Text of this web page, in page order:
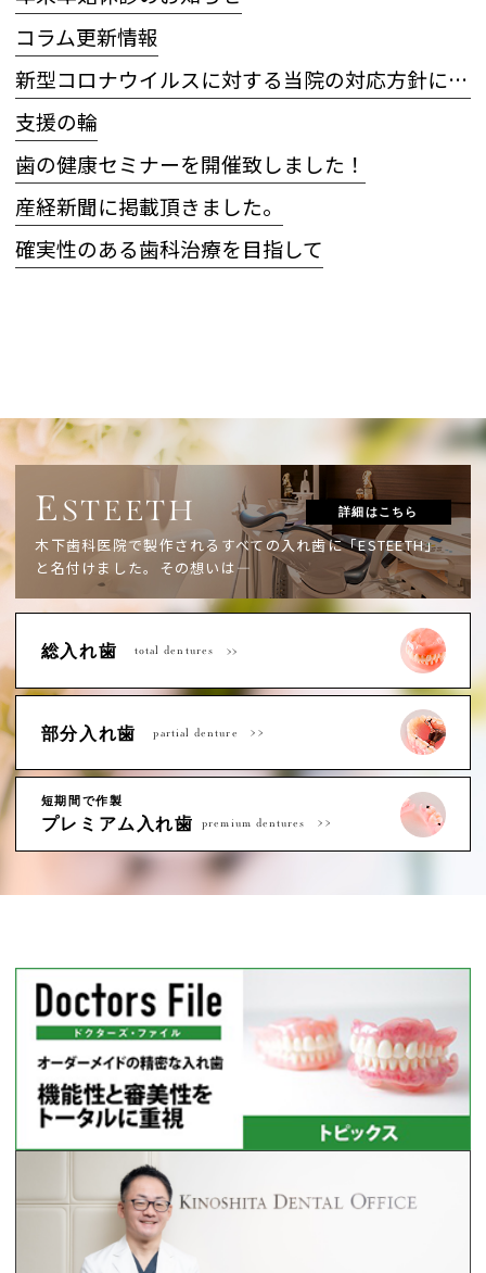
コラム更新情報
新型コロナウイルスに対する当院の対応方針について
支援の輪
歯の健康セミナーを開催致しました！
産経新聞に掲載頂きました。
確実性のある歯科治療を目指して
E STEETH
木下歯科医院で製作されるすべての入れ歯に「ESTEETH」
と名付けました。 その想いは―
詳細はこちら
総入れ歯 total dentures
部分入れ歯 partial denture
短期間で作製
プレミアム入れ歯 premium dentures